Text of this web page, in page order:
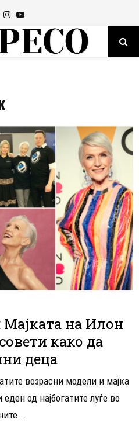
Instagram
Youtube
на Илон
како да
деца
возрасни модели и мајка
од најбогатите луѓе во